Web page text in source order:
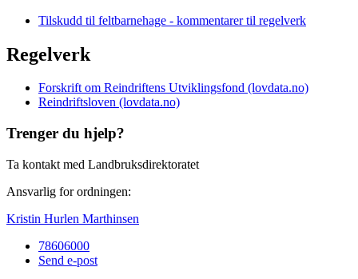
Tilskudd til feltbarnehage - kommentarer til regelverk
Regelverk
Forskrift om Reindriftens Utviklingsfond (lovdata.no)
Reindriftsloven (lovdata.no)
Trenger du hjelp?
Ta kontakt med Landbruksdirektoratet
Ansvarlig for ordningen:
Kristin Hurlen Marthinsen
78606000
Send e-post